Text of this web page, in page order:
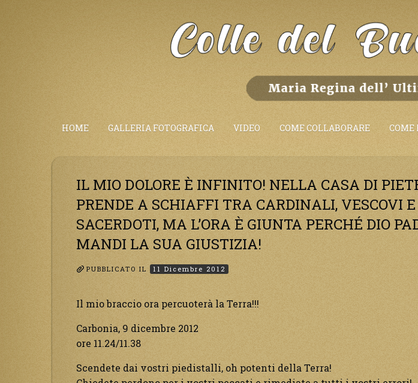
HOME GALLERIA FOTOGRAFICA VIDEO COME COLLABORARE COME
IL MIO DOLORE È INFINITO! NELLA CASA DI
PRENDE A SCHIAFFI TRA CARDINALI, VESCOVI E
SACERDOTI, MA L’ORA È GIUNTA PERCHÉ DIO
MANDI LA SUA GIUSTIZIA!
PUBBLICATO IL 11 Dicembre 2012
Il mio braccio ora percuoterà la Terra!!!
Carbonia, 9 dicembre 2012
ore 11.24/11.38
Scendete dai vostri piedistalli, oh potenti della Terra!